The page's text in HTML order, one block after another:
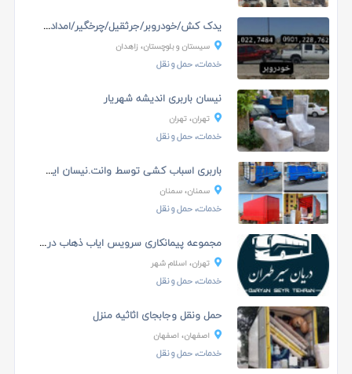
یدک کش/خودروبر/جرثقیل/چرخگیر/امدادخودرو
سیستان و بلوچستان، زاهدان
خدمات، حمل و نقل
نیسان باربری اندیشه شهریار
تهران، تهران
خدمات، حمل و نقل
باربری اسباب کشی توسط وانت.نیسان ایسوزو باکارگر
سمنان، سمنان
خدمات، حمل و نقل
مجموعه پیمانکاری سرویس ایاب ذهاب دریان سیر طهران
تهران، اسلام شهر
خدمات، حمل و نقل
حمل ونقل وجابجای اثاثیه منزل
اصفهان، اصفهان
خدمات، حمل و نقل